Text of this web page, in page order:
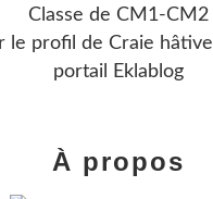
Classe de CM1-CM2
le profil de Craie hâtive
portail Eklablog
À propos